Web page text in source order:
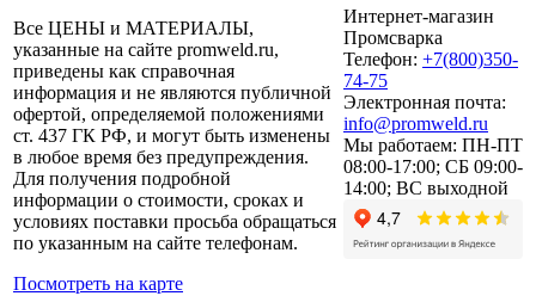
Все ЦЕНЫ и МАТЕРИАЛЫ,
указанные на сайте promweld.ru,
приведены как справочная
информация и не являются публичной
офертой, определяемой положениями
ст. 437 ГК РФ, и могут быть изменены
в любое время без предупреждения.
Для получения подробной
информации о стоимости, сроках и
условиях поставки просьба обращаться
по указанным на сайте телефонам.
Посмотреть на карте
Интернет-магазин
Промсварка
Телефон: +7(800)350-
74-75
Электронная почта:
info@promweld.ru
Мы работаем: ПН-ПТ
08:00-17:00; СБ 09:00-
14:00; ВС выходной